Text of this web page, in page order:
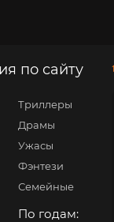
по сайту
Триллеры
Драмы
Ужасы
Фэнтези
Семейные
По годам: